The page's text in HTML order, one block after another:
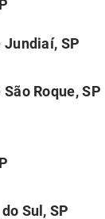
SP
Roque, SP
Sul, SP